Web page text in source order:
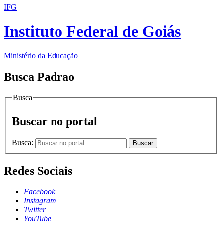
IFG
Instituto Federal de Goiás
Ministério da Educação
Busca Padrao
Busca
Buscar no portal
Busca: Buscar
Redes Sociais
Facebook
Instagram
Twitter
YouTube